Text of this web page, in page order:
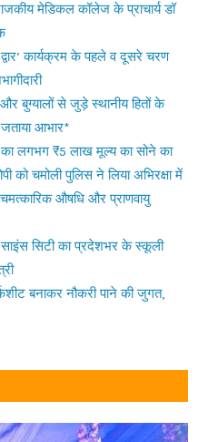
मेडिकल कॉलेज के प्राचार्य डॉ
कार्यक्रम के पहले व दूसरे चरण
बुग्यालों से जुड़े स्थानीय हितों के
आभार*
का लगभग ₹5 लाख मूल्य का सोने का
को चमोली पुलिस ने लिया अभिरक्षा में
औषधि और प्राणवायु
साइंस सिटी का प्रदेशभर के स्कूली
बनाकर नौकरी पाने की जुगत,